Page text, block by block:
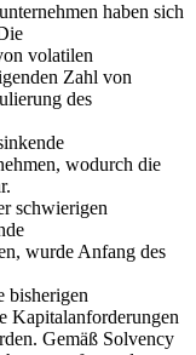
haben sich
volatilen
Zahl von
des
wodurch die
schwierigen
wurde Anfang des
bisherigen
Kapitalanforderungen
Gemäß Solvency